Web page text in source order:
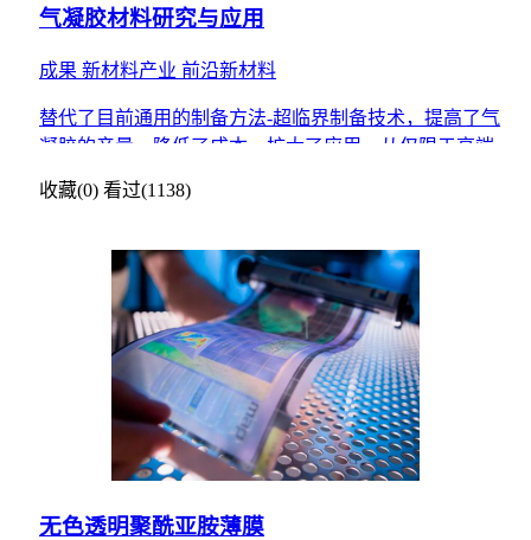
气凝胶材料研究与应用
成果 新材料产业 前沿新材料
替代了目前通用的制备方法-超临界制备技术，提高了气
凝胶的产量，降低了成本，扩大了应用，从仅限于高端航
属改性、工
收藏(0) 看过(1138)
无色透明聚酰亚胺薄膜